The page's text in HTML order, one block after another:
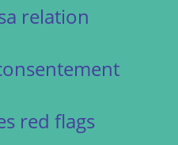
relation
red flags